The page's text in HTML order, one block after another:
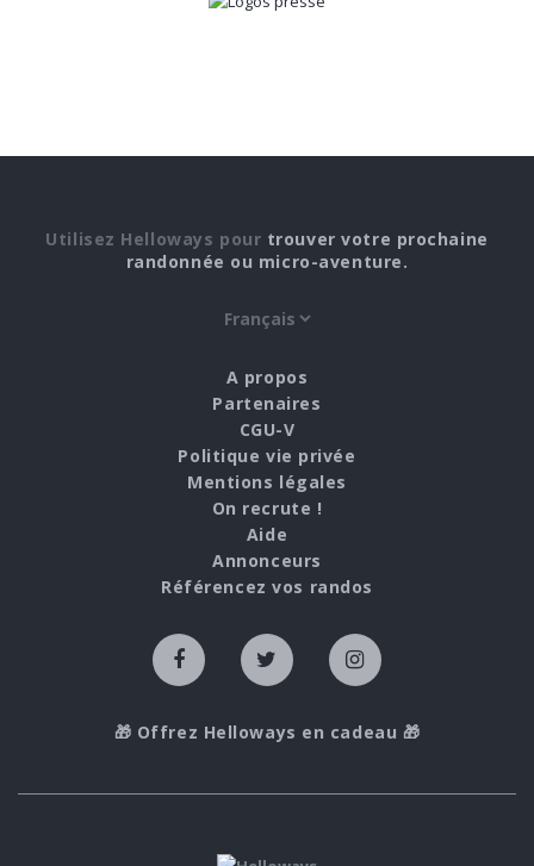
Utilisez Helloways pour trouver votre prochaine
randonnée ou micro-aventure.
A propos
Partenaires
CGU-V
Politique vie privée
Mentions légales
On recrute !
Aide
Annonceurs
Référencez vos randos
🎁 Offrez Helloways en cadeau 🎁